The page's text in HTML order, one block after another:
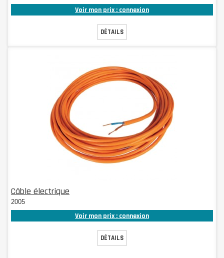
Voir mon prix : connexion
DÉTAILS
Câble électrique
2005
Voir mon prix : connexion
DÉTAILS